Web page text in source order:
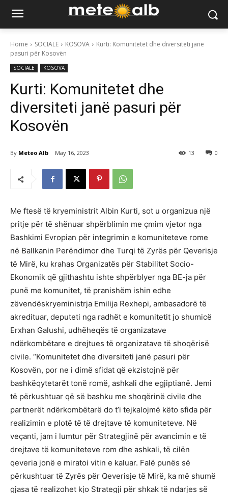
Home SOCIALE KOSOVA
Kurti: Komunitetet dhe diversiteti janë
pasuri për Kosovën
SOCIALE KOSOVA
Kurti: Komunitetet dhe
diversiteti janë pasuri për
Kosovën
By Meteo Alb May 16, 2023 0
13
Me ftesë të kryeministrit Albin Kurti, sot u organizua një
pritje për të shënuar shpërblimin me çmim vjetor nga
Bashkimi Evropian për integrimin e komuniteteve rome
në Ballkanin Perëndimor dhe Turqi të Zyrës për Qeverisje
të Mirë, ku krahas Organizatës për Stabilitet Socio-
Ekonomik që gjithashtu ishte shpërblyer nga BE-ja për
punë me komunitet, të pranishëm ishin edhe
zëvendëskryeministrja Emilija Rexhepi, ambasadorë të
akredituar, deputeti nga radhët e komunitetit jo shumicë
Erxhan Galushi, udhëheqës të organizatave
ndërkombëtare e drejtues të organizatave të shoqërisë
civile. “Komunitetet dhe diversiteti janë pasuri për
Kosovën, por ne i dimë sfidat që ekzistojnë për
bashkëqytetarët tonë romë, ashkali dhe egjiptianë. Jemi
të përkushtuar që së bashku me shoqërinë civile dhe
partnerët ndërkombëtarë do t’i tejkalojmë këto sfida për
realizimin e plotë të të drejtave të komuniteteve. Në
veçanti, jam i lumtur për Strategjinë për avancimin e të
drejtave të komuniteteve rom dhe ashkali, të cilën
qeveria jonë e miratoi vitin e kaluar. Falë punës së
përkushtuar të Zyrës për Qeverisje të Mirë, ka më shumë
gjasa të realizohet kjo Strategji për shkak të ndarjes së